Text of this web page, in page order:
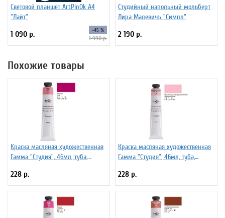
Световой планшет ArtPinOk А4
"Лайт"
1 090 р. -45 %
1 990 р.
Студийный напольный мольберт
Лира Малевичъ "Симпл"
2 190 р.
Похожие товары
Краска масляная художественная
Гамма "Студия", 46мл, туба,
228 р.
Краска масляная художественная
Гамма "Студия", 46мл, туба,
228 р.